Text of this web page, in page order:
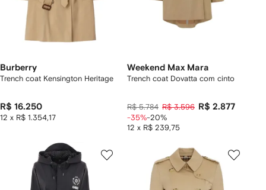
Burberry
Trench coat Kensington Heritage
R$ 16.250
12 x R$ 1.354,17
Weekend Max Mara
Trench coat Dovatta com cinto
R$ 5.784 R$ 3.596 R$ 2.877
12 x R$ 239,75
-35%-20%